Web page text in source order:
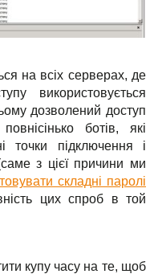
на всіх серверах, де
використовується
дозволений доступ
ботів, які
точки підключення і
з цієї причини ми
складні паролі
цих спроб в той
купу часу на те, щоб